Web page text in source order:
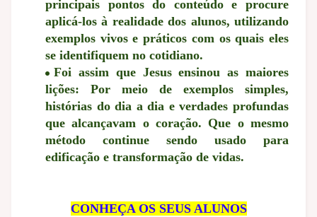
principais pontos do conteúdo e procure
aplicá-los à realidade dos alunos, utilizando
exemplos vivos e práticos com os quais eles
se identifiquem no cotidiano.
Foi assim que Jesus ensinou as maiores
lições: Por meio de exemplos simples,
histórias do dia a dia e verdades profundas
que alcançavam o coração. Que o mesmo
método continue sendo usado para
edificação e transformação de vidas.
CONHEÇA OS SEUS ALUNOS